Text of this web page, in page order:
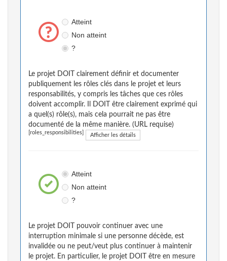
Atteint
Non atteint
?
Le projet DOIT clairement définir et documenter
publiquement les rôles clés dans le projet et leurs
responsabilités, y compris les tâches que ces rôles
doivent accomplir. Il DOIT être clairement exprimé qui
a quel(s) rôle(s), mais cela pourrait ne pas être
documenté de la même manière. (URL requise)
[roles_responsibilities] Afficher les détails
Atteint
Non atteint
?
Le projet DOIT pouvoir continuer avec une
interruption minimale si une personne décède, est
invalidée ou ne peut/veut plus continuer à maintenir
le projet. En particulier, le projet DOIT être en mesure